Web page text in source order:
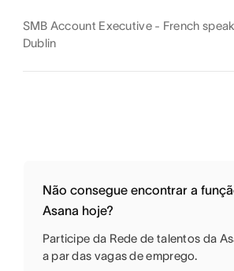
SMB Account Executive - French
Dublin
Não consegue encontrar a
Asana hoje?
Participe da Rede de talentos da
a par das vagas de emprego.